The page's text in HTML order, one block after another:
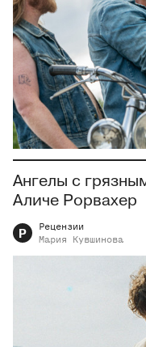
Ангелы с
Аличе Рорвахер
Р
Рецензии
Мария
Кувшинова